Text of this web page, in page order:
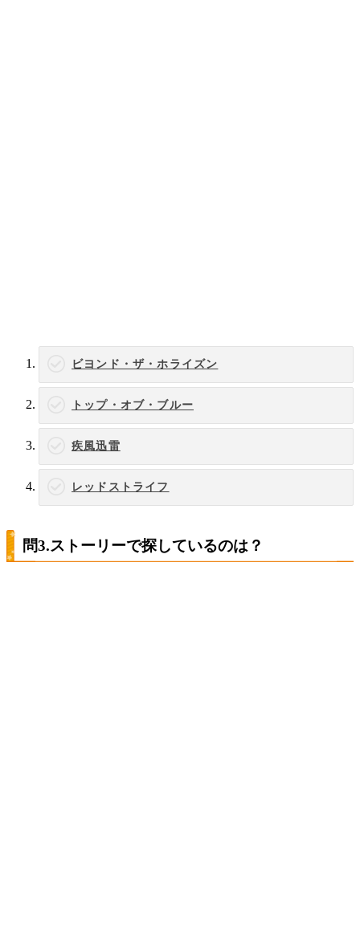
ビヨンド・ザ・ホライズン
トップ・オブ・ブルー
疾風迅雷
レッドストライフ
問3.ストーリーで探しているのは？